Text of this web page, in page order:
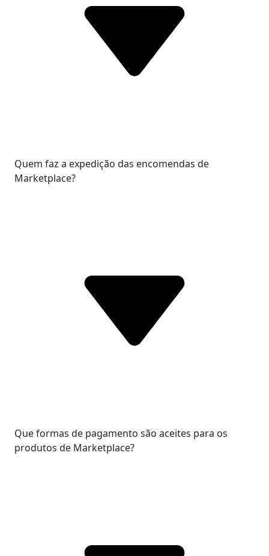
Quem faz a expedição das encomendas de
Marketplace?
Que formas de pagamento são aceites para os
produtos de Marketplace?